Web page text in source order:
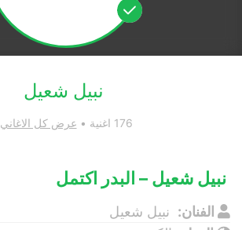
نبيل شعيل
176 اغنية • عرض كل الاغاني
نبيل شعيل – البدر اكتمل
الفنان: نبيل شعيل